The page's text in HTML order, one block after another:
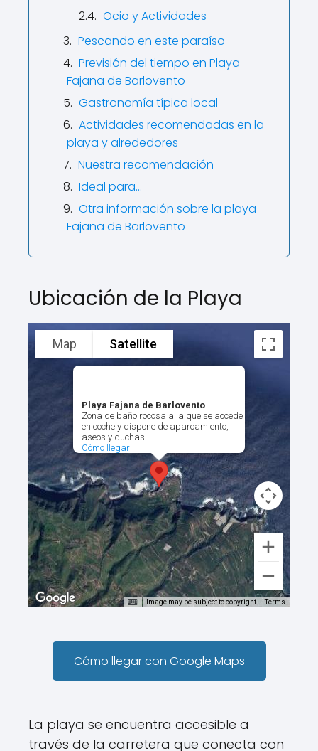
Ocio y Actividades
Pescando en este paraíso
Previsión del tiempo en Playa
Fajana de Barlovento
Gastronomía típica local
Actividades recomendadas en la
playa y alrededores
Nuestra recomendación
Ideal para…
Otra información sobre la playa
Fajana de Barlovento
Ubicación de la Playa
Playa Fajana de Barlovento
Zona de baño rocosa a la que se accede
en coche y dispone de aparcamiento,
aseos y duchas.
Cómo llegar
Map Satellite
Image may be subject to copyright Terms
Cómo llegar con Google Maps
La playa se encuentra accesible a
través de la carretera que conecta con